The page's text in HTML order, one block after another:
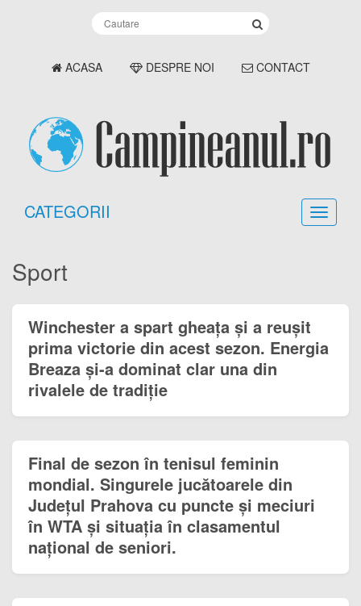
ACASA DESPRE NOI CONTACT
CATEGORII
Sport
Winchester a spart gheața și a reușit
prima victorie din acest sezon. Energia
Breaza și-a dominat clar una din
rivalele de tradiție
Final de sezon în tenisul feminin
mondial. Singurele jucătoarele din
Județul Prahova cu puncte și meciuri
în WTA și situația în clasamentul
național de seniori.